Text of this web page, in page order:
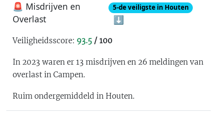
🚨 Misdrijven en
Overlast
5-deveiligste in Houten
⬇️
Veiligheidsscore: 93.5 / 100
In 2023 waren er13 misdrijven en 26 meldingen van
overlast in Campen.
Ruim ondergemiddeld in Houten.